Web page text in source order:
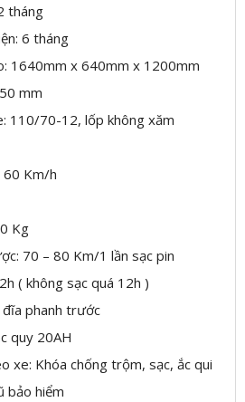
tháng
6 tháng
1640mm x 640mm x 1200mm
mm
110/70-12, lốp không xăm
60 Km/h
Kg
70 – 80 Km/1 lần sạc pin
( không sạc quá 12h )
phanh trước
quy 20AH
xe: Khóa chống trộm, sạc, ắc qui
bảo hiểm